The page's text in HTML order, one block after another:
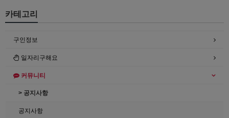
카테고리
구인정보
일자리구해요
커뮤니티
> 공지사항
공지사항